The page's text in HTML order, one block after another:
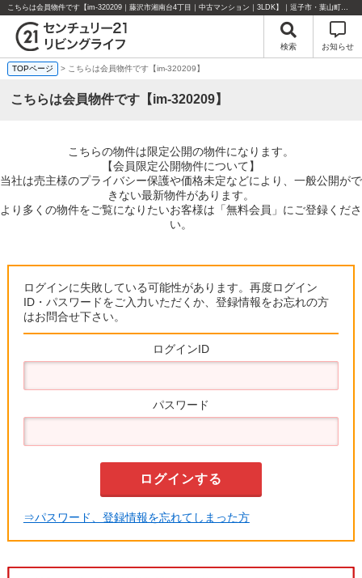
こちらは会員物件です【im-320209｜藤沢市湘南台4丁目｜中古マンション｜3LDK】｜逗子市・葉山町・湘南エリアの不動産のことならセンチュリー21リビングライフにお任せください！
検索 お知らせ
TOPページ > こちらは会員物件です【im-320209】
こちらは会員物件です【im-320209】
こちらの物件は限定公開の物件になります。
【会員限定公開物件について】
当社は売主様のプライバシー保護や価格未定などにより、一般公開がで
きない最新物件があります。
より多くの物件をご覧になりたいお客様は「無料会員」にご登録くださ
い。
ログインに失敗している可能性があります。再度ログイン
ID・パスワードをご入力いただくか、登録情報をお忘れの方
はお問合せ下さい。
ログインID
パスワード
⇒パスワード、登録情報を忘れてしまった方